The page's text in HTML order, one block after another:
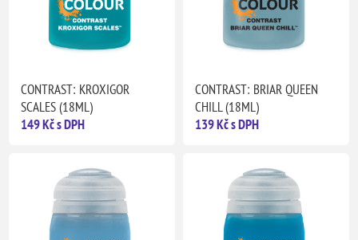
CONTRAST: KROXIGOR
SCALES (18ML)
149 Kč s DPH
CONTRAST: BRIAR QUEEN
CHILL (18ML)
139 Kč s DPH